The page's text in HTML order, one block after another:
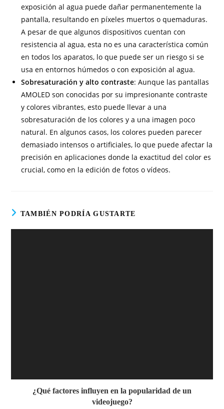
exposición al agua puede dañar permanentemente la
pantalla, resultando en píxeles muertos o quemaduras.
A pesar de que algunos dispositivos cuentan con
resistencia al agua, esta no es una característica común
en todos los aparatos, lo que puede ser un riesgo si se
usa en entornos húmedos o con exposición al agua.
Sobresaturación y alto contraste: Aunque las pantallas
AMOLED son conocidas por su impresionante contraste
y colores vibrantes, esto puede llevar a una
sobresaturación de los colores y a una imagen poco
natural. En algunos casos, los colores pueden parecer
demasiado intensos o artificiales, lo que puede afectar la
precisión en aplicaciones donde la exactitud del color es
crucial, como en la edición de fotos o vídeos.
TAMBIÉN PODRÍA GUSTARTE
¿Qué factores influyen en la popularidad de un
videojuego?